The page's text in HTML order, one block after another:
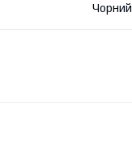
Чорний